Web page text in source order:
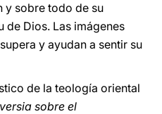
y sobre todo de su
Dios. Las imágenes
y ayudan a sentir su
de la teología oriental
sobre el